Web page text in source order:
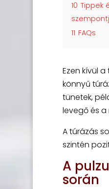
10 Tippek
11 FAQs
Ezen kívül
könnyű
tünetek,
levegő és
A túrázás
szintén
A
során